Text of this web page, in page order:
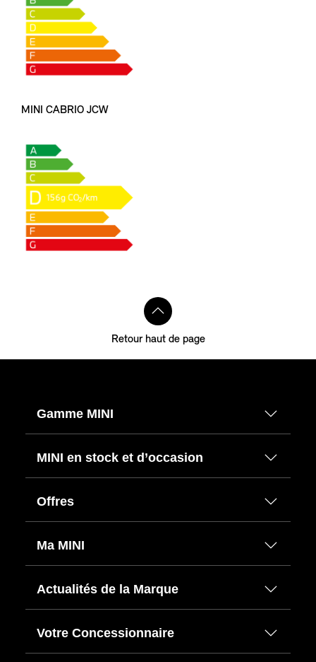
MINI CABRIO JCW
Retour haut de page
Gamme MINI
MINI en stock et d’occasion
Offres
Ma MINI
Actualités de la Marque
Votre Concessionnaire